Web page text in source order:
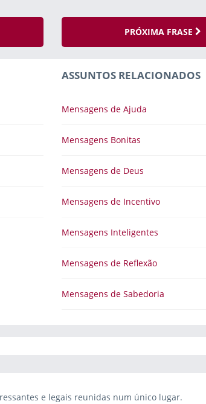
PRÓXIMA FRASE
ASSUNTOS RELACIONADOS
Mensagens de Ajuda
Mensagens Bonitas
Mensagens de Deus
Mensagens de Incentivo
Mensagens Inteligentes
Mensagens de Reflexão
Mensagens de Sabedoria
e legais reunidas num único lugar.